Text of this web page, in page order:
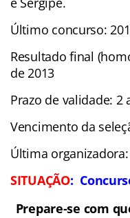
Último concurso:
Resultado final
de 2013
Prazo de validade: 2
Vencimento da
Última organizadora:
SITUAÇÃO:
Prepare-se com